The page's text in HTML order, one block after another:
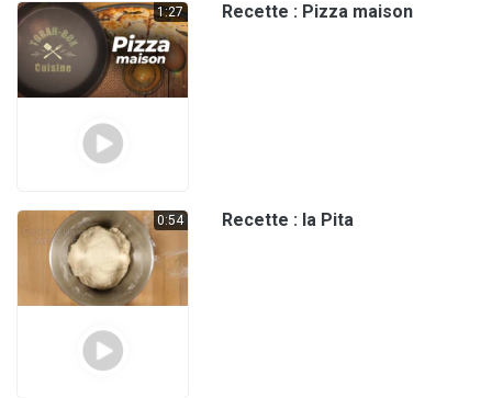
1:27 Recette : Pizza maison
0:54 Recette : la Pita